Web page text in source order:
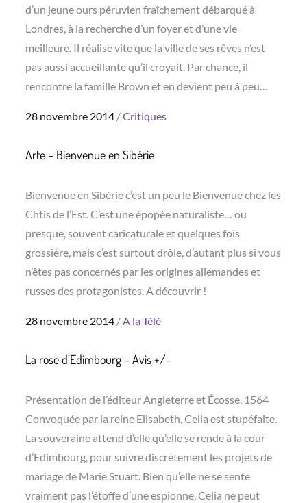
d’un jeune ours péruvien fraîchement débarqué à
Londres, à la recherche d’un foyer et d’une vie
meilleure. Il réalise vite que la ville de ses rêves n’est
pas aussi accueillante qu’il croyait. Par chance, il
rencontre la famille Brown et en devient peu à peu…
Posted
28 novembre 2014 Critiques
Arte – Bienvenue en Sibérie
Bienvenue en Sibérie c’est un peu le Bienvenue chez les
Chtis de l’Est. C’est une épopée naturaliste… ou
presque, souvent caricaturale et quelques fois
grossière, mais c’est surtout drôle, d’autant plus si vous
n’êtes pas concernés par les origines allemandes et
russes des protagonistes. A découvrir !
Posted
28 novembre 2014 A la Télé
La rose d’Edimbourg – Avis +/-
Présentation de l’éditeur Angleterre et Écosse, 1564
Convoquée par la reine Elisabeth, Celia est stupéfaite.
La souveraine attend d’elle qu’elle se rende à la cour
d’Edimbourg, pour suivre discrètement les projets de
mariage de Marie Stuart. Bien qu’elle ne se sente
vraiment pas l’étoffe d’une espionne, Celia ne peut